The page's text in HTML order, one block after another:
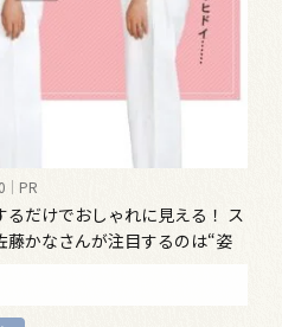
PR
るだけでおしゃれに見える！ ス
藤かなさんが注目するのは“姿